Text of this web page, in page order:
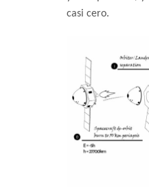
casi cero.